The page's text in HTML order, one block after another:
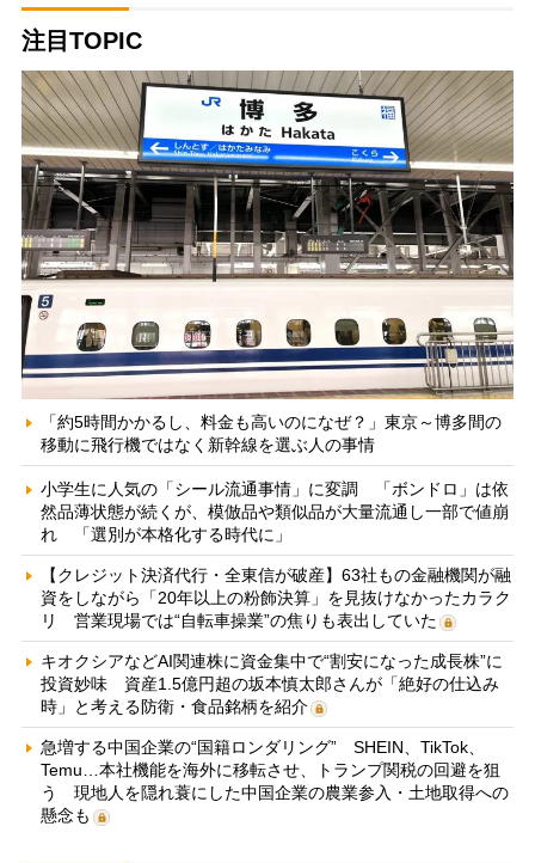
注目TOPIC
「約5時間かかるし、料金も高いのになぜ？」東京～博多間の
移動に飛行機ではなく新幹線を選ぶ人の事情
小学生に人気の「シール流通事情」に変調 「ボンドロ」は依
然品薄状態が続くが、模倣品や類似品が大量流通し一部で値崩
れ 「選別が本格化する時代に」
【クレジット決済代行・全東信が破産】63社もの金融機関が融
資をしながら「20年以上の粉飾決算」を見抜けなかったカラク
リ 営業現場では“自転車操業”の焦りも表出していた
キオクシアなどAI関連株に資金集中で“割安になった成長株”に
投資妙味 資産1.5億円超の坂本慎太郎さんが「絶好の仕込み
時」と考える防衛・食品銘柄を紹介
急増する中国企業の“国籍ロンダリング” SHEIN、TikTok、
Temu…本社機能を海外に移転させ、トランプ関税の回避を狙
う 現地人を隠れ蓑にした中国企業の農業参入・土地取得への
懸念も